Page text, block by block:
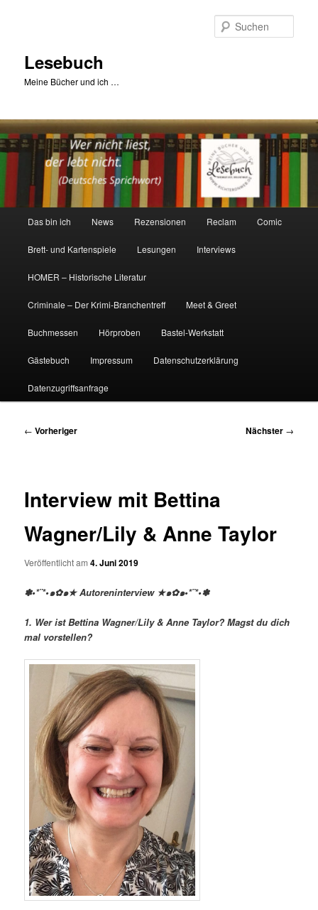
Lesebuch
Meine Bücher und ich …
Das bin ich News Rezensionen Reclam Comic
Brett- und Kartenspiele Lesungen Interviews
HOMER – Historische Literatur
Criminale – Der Krimi-Branchentreff Meet & Greet
Buchmessen Hörproben Bastel-Werkstatt
Gästebuch Impressum Datenschutzerklärung
Datenzugriffsanfrage
Beitragsnavigation
← Vorheriger Nächster →
Interview mit Bettina
Wagner/Lily & Anne Taylor
Veröffentlicht am4. Juni 2019
✽•*¨*•๑✿๑★ Autoreninterview ★๑✿๑•*¨*•✽
1. Wer ist Bettina Wagner/Lily & Anne Taylor? Magst du dich
mal vorstellen?